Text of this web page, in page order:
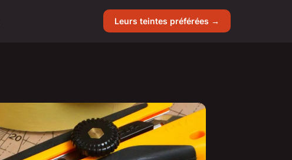
Leurs teintes préférées →